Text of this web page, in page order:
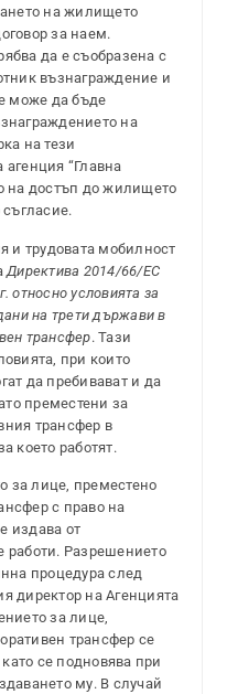
на жилището
за наем.
да е съобразена с
възнаграждение и
може да бъде
на
на тези
агенция “Главна
на достъп до жилището
и трудовата мобилност
Директива 2014/66/ЕС
относно условията за
на трети държави в
трансфер. Тази
при които
да пребивават и да
преместени за
трансфер в
което работят.
за лице, преместено
с право на
издава от
работи. Разрешението
процедура след
директор на Агенцията
за лице,
трансфер се
се подновява при
му. В случай